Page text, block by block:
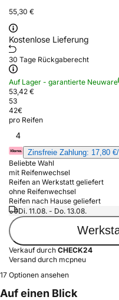
55,30 €
Kostenlose Lieferung
30 Tage Rückgaberecht
Auf Lager - garantierte Neuware
53,42 €
53
42€
pro Reifen
4
Zinsfreie Zahlung: 17,80
Beliebte Wahl
mit Reifenwechsel
Reifen an Werkstatt geliefert
ohne Reifenwechsel
Reifen nach Hause geliefert
Di. 11.08. - Do. 13.08.
Verkauf durch CHECK24
Versand durch mcpneu
17 Optionen ansehen
Auf einen Blick